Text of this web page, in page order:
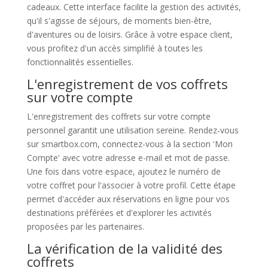
cadeaux. Cette interface facilite la gestion des activités,
qu'il s'agisse de séjours, de moments bien-être,
d'aventures ou de loisirs. Grâce à votre espace client,
vous profitez d'un accès simplifié à toutes les
fonctionnalités essentielles.
L'enregistrement de vos coffrets
sur votre compte
L'enregistrement des coffrets sur votre compte
personnel garantit une utilisation sereine. Rendez-vous
sur smartbox.com, connectez-vous à la section 'Mon
Compte' avec votre adresse e-mail et mot de passe.
Une fois dans votre espace, ajoutez le numéro de
votre coffret pour l'associer à votre profil. Cette étape
permet d'accéder aux réservations en ligne pour vos
destinations préférées et d'explorer les activités
proposées par les partenaires.
La vérification de la validité des
coffrets